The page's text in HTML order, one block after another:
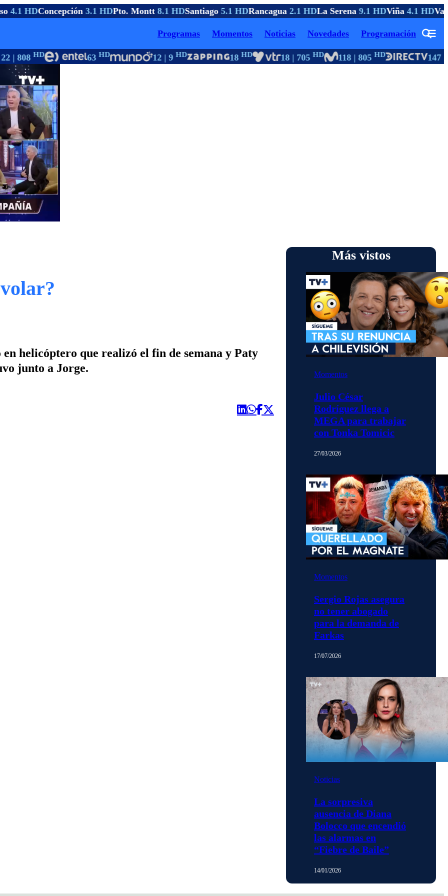
4.1 HDConcepción3.1 HDPto. Montt8.1 HDSantiago5.1 HDRancagua2.1 HDLa Serena9.1 HDViña4.1 HD
Programas Momentos Noticias Novedades Programación
| 808HD 63HD 12 | 9HD 18HD 18 | 705HD 118 | 805HD 147 |
volar?
en helicóptero que realizó el fin de semana y Paty
junto a Jorge.
Más vistos
Momentos
Julio César
Rodríguez llega a
MEGA para trabajar
con Tonka Tomicic
27/03/2026
Momentos
Sergio Rojas asegura
no tener abogado
para la demanda de
Farkas
17/07/2026
Noticias
La sorpresiva
ausencia de Diana
Bolocco que encendió
las alarmas en
“Fiebre de Baile”
14/01/2026